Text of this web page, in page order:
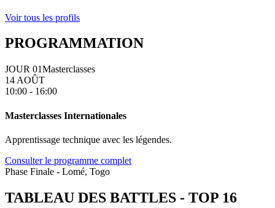
Voir tous les profils
PROGRAMMATION
JOUR 01Masterclasses
14 AOÛT
10:00 - 16:00
Masterclasses Internationales
Apprentissage technique avec les légendes.
Consulter le programme complet
Phase Finale - Lomé, Togo
TABLEAU DES BATTLES - TOP 16